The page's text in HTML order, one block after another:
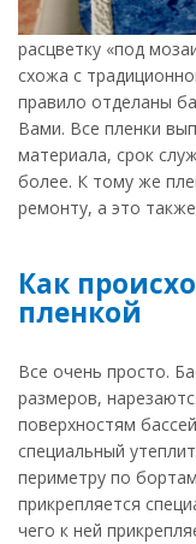
расцветку «под
схожа с
правило отделаны
Вами. Все пленки
материала, срок
более. К тому же
ремонту, а это
Как
пленкой
Все очень просто.
размеров,
поверхностям
специальный
периметру по
прикрепляется
чего к ней